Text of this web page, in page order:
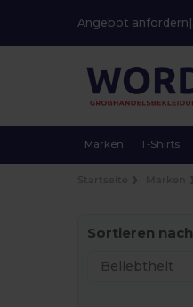
Angebot anfordern
Marken T-Shirts
Sortieren nach